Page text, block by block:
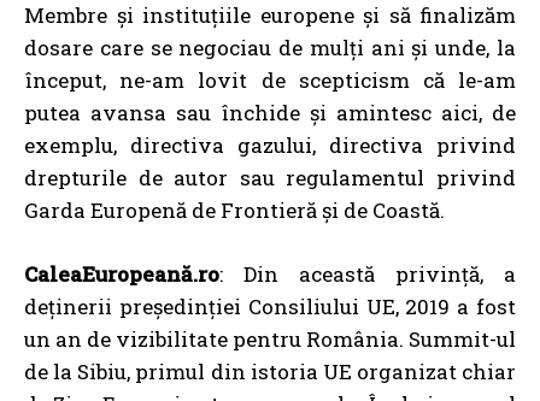
Membre și instituțiile europene și să finalizăm
dosare care se negociau de mulți ani și unde, la
început, ne-am lovit de scepticism că le-am
putea avansa sau închide și amintesc aici, de
exemplu, directiva gazului, directiva privind
drepturile de autor sau regulamentul privind
Garda Europenă de Frontieră și de Coastă.
CaleaEuropeană.ro: Din această privință, a
deținerii președinției Consiliului UE, 2019 a fost
un an de vizibilitate pentru România. Summit-ul
de la Sibiu, primul din istoria UE organizat chiar